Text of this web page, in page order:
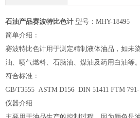
石油产品赛波特比色计 型号：MHY-18495
简单介绍：
赛波特比色计用于测定精制液体油品，如未
油、喷气燃料、石脑油、煤油及药用白油等。
符合标准：
GB/T3555 ASTM D156 DIN 51411 FTM
仪器介绍